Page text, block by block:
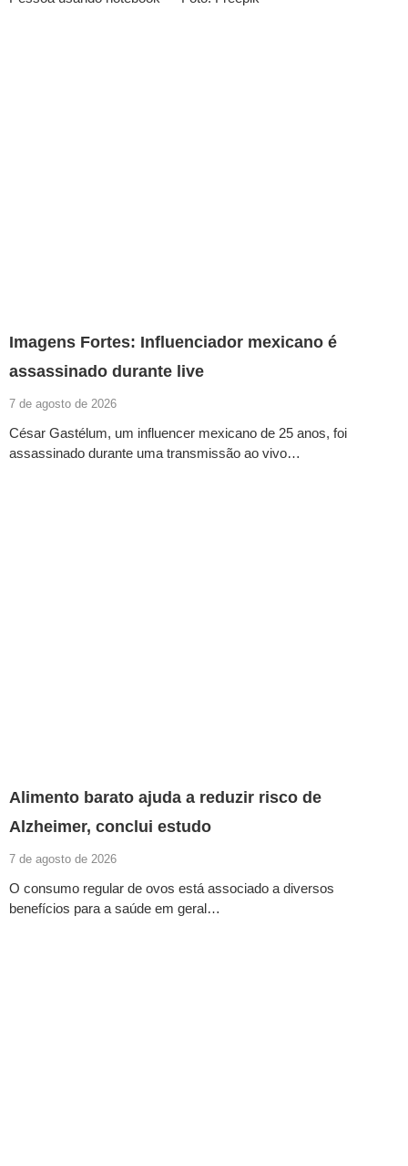
Imagens Fortes: Influenciador mexicano é
assassinado durante live
7 de agosto de 2026
César Gastélum, um influencer mexicano de 25 anos, foi
assassinado durante uma transmissão ao vivo…
Alimento barato ajuda a reduzir risco de
Alzheimer, conclui estudo
7 de agosto de 2026
O consumo regular de ovos está associado a diversos
benefícios para a saúde em geral…